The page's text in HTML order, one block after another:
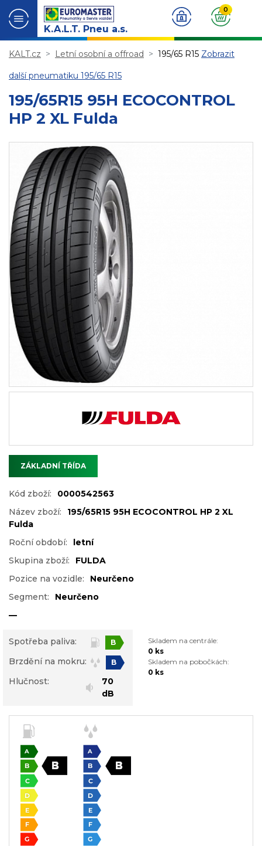
K.A.L.T. Pneu a.s.
0
KALT.cz Letní osobní a offroad 195/65 R15 Zobrazit
další pneumatiku 195/65 R15
195/65R15 95H ECOCONTROL
HP 2 XL Fulda
ZÁKLADNÍ TŘÍDA
Kód zboží:
0000542563
Název zboží:
195/65R15 95H ECOCONTROL HP 2 XL
Fulda
Roční období:
letní
Skupina zboží:
FULDA
Pozice na vozidle:
Neurčeno
Segment:
Neurčeno
—
Spotřeba paliva: B
Brzdění na mokru: B
Hlučnost:
70
dB
Skladem na centrále:
0 ks
Skladem na pobočkách:
0 ks